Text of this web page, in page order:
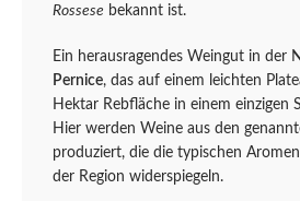
Rossese bekannt ist.
Ein herausragendes Weingut in der
Pernice, das auf einem leichten
Hektar Rebfläche in einem einzigen
Hier werden Weine aus den
produziert, die die typischen
der Region widerspiegeln.